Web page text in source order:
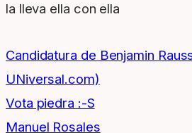
la lleva ella con ella
Candidatura de Benjamin
UNiversal.com)
Vota piedra :-S
Manuel Rosales